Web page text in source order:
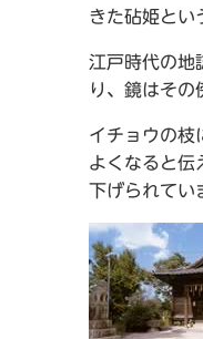
きた砧姫とい
江戸時代の地
り、鏡はその
イチョウの枝
よくなると伝
下げられてい